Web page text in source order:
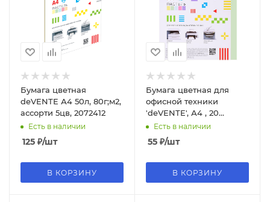
Бумага цветная
deVENTE А4 50л, 80г;м2,
ассорти 5цв, 2072412
Есть в наличии
125 ₽/шт
В КОРЗИНУ
Бумага цветная для
офисной техники
'deVENTE', А4 , 20
листов, 80 г;м2,
салатовый цвет, 2072236
Есть в наличии
55 ₽/шт
В КОРЗИНУ